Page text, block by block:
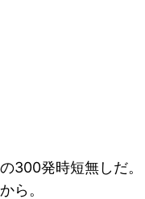
300発時短無しだ。
ら。